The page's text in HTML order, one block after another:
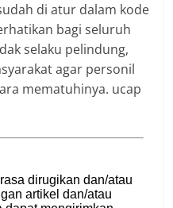
di atur dalam kode
bagi seluruh
selaku pelindung,
agar personil
mematuhinya. ucap